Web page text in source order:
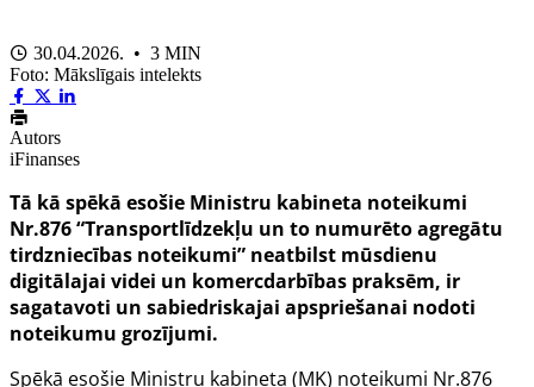
30.04.2026. • 3 MIN
Foto: Mākslīgais intelekts
Autors
iFinanses
Tā kā spēkā esošie Ministru kabineta noteikumi
Nr.876 “Transportlīdzekļu un to numurēto agregātu
tirdzniecības noteikumi” neatbilst mūsdienu
digitālajai videi un komercdarbības praksēm, ir
sagatavoti un sabiedriskajai apspriešanai nodoti
noteikumu grozījumi.
Spēkā esošie Ministru kabineta (MK) noteikumi Nr.876